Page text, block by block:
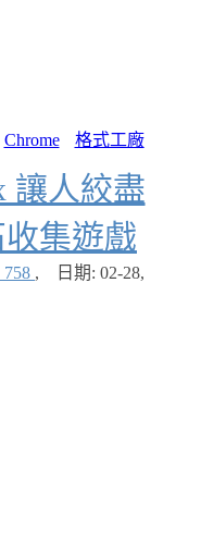
Chrome 格式工廠
讓人絞盡
集遊戲
758 , 日期: 02-28,